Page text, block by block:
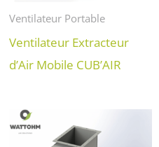
Ventilateur Portable
Ventilateur Extracteur
d’Air Mobile CUB’AIR